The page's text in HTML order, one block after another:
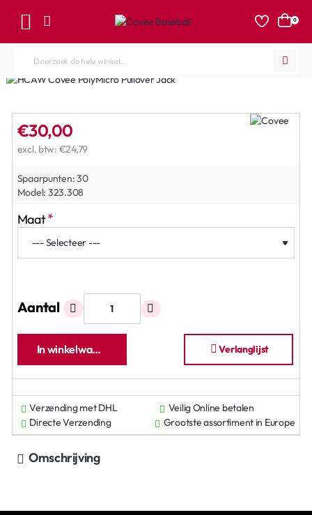
0
Doorzoek
de
winkel...
Spaarpunten:30
Model: 323.308
€30,00
excl. btw: €24,79
Maat
Aantal
In winkelwagen Verlanglijst
Verzending met DHL
Veilig Online betalen
Directe Verzending
Grootste assortiment in Europe
Omschrijving